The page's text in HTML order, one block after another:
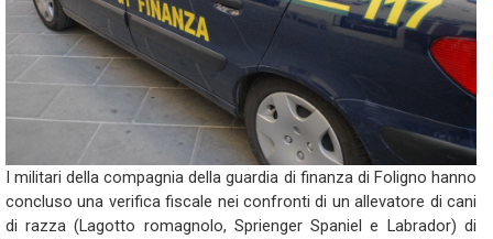
I militari della compagnia della guardia di finanza di Foligno hanno
concluso una verifica fiscale nei confronti di un allevatore di cani
di razza (Lagotto romagnolo, Sprienger Spaniel e Labrador) di